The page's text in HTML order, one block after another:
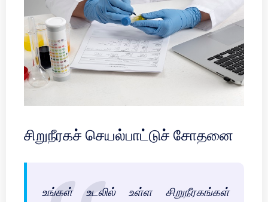
சிறுநீரகச் செயல்பாட்டுச் சோதனை
உங்கள் உடலில் உள்ள சிறுநீரகங்கள்